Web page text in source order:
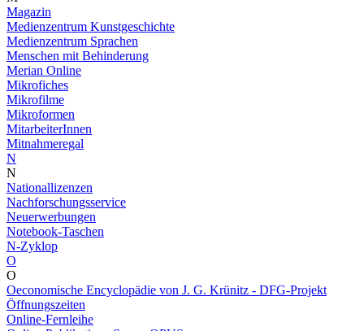
Magazin
Medienzentrum Kunstgeschichte
Medienzentrum Sprachen
Menschen mit Behinderung
Merian Online
Mikrofiches
Mikrofilme
Mikroformen
MitarbeiterInnen
Mitnahmeregal
N
N
Nationallizenzen
Nachforschungsservice
Neuerwerbungen
Notebook-Taschen
N-Zyklop
O
O
Oeconomische Encyclopädie von J. G. Krünitz - DFG-Projekt
Öffnungszeiten
Online-Fernleihe